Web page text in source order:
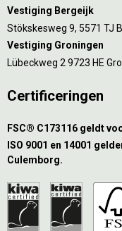
Vestiging Bergeijk
Stökskesweg 9, 5571 TJ
Vestiging Groningen
Lübeckweg 2 9723 HE
Certificeringen
FSC® C173116 geldt
ISO 9001 en 14001
Culemborg.